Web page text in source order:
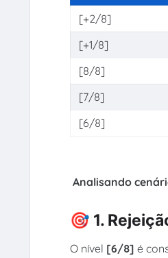
[+2/8]
[+1/8]
[8/8]
[7/8]
[6/8]
Analisando
🎯 1.
O nível [6/8] é